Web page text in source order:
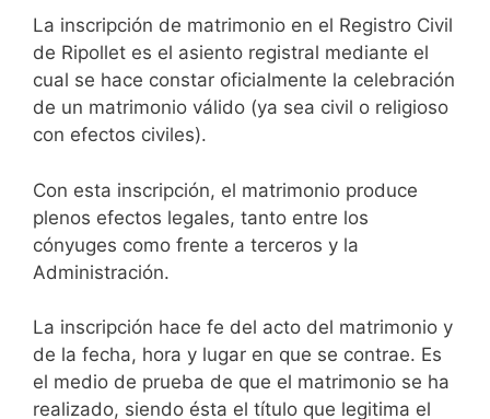
La inscripción de matrimonio en el Registro Civil
de Ripollet es el asiento registral mediante el
cual se hace constar oficialmente la celebración
de un matrimonio válido (ya sea civil o religioso
con efectos civiles).
Con esta inscripción, el matrimonio produce
plenos efectos legales, tanto entre los
cónyuges como frente a terceros y la
Administración.
La inscripción hace fe del acto del matrimonio y
de la fecha, hora y lugar en que se contrae. Es
el medio de prueba de que el matrimonio se ha
realizado, siendo ésta el título que legitima el